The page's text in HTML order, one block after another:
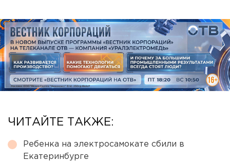
ЧИТАЙТЕ ТАКЖЕ:
Ребенка на электросамокате сбили в
Екатеринбурге